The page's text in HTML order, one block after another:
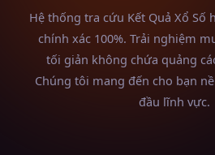
Hệ thống tra cứu Kết Quả Xổ Số
chính xác 100%. Trải nghiệm
tối giản không chứa quảng
Chúng tôi mang đến cho bạn
đầu lĩnh vực.